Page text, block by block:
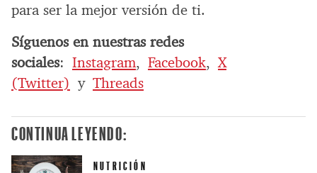
para ser la mejor versión de ti.
Síguenos en nuestras redes
sociales: Instagram, Facebook,X
(Twitter) y Threads
CONTINUA LEYENDO:
NUTRICIÓN